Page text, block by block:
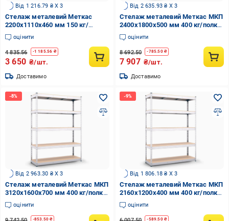
Від 1 216.79 ₴ X 3
Стелаж металевий Меткас
2200x1110x460 мм 150 кг/
полицю МДФ фарбований
Чорний (БМЧ-16)
оцінити
4 835.56 -1 185.56 ₴
3 650 ₴/шт.
Доставимо
Від 2 635.93 ₴ X 3
Стелаж металевий Меткас МКП
2400x1800x500 мм 400 кг/полку
(МКП1-30)
оцінити
8 692.50 -785.50₴
7 907 ₴/шт.
Доставимо
Від 2 963.30 ₴ X 3
Стелаж металевий Меткас МКП
3120x1600x700 мм 400 кг/полку
(МКП1-36)
оцінити
-853.50 ₴
Від 1 806.18 ₴ X 3
Стелаж металевий Меткас МКП
2160x1200x400 мм 400 кг/полку
(МКП1-17)
оцінити
-589.50₴